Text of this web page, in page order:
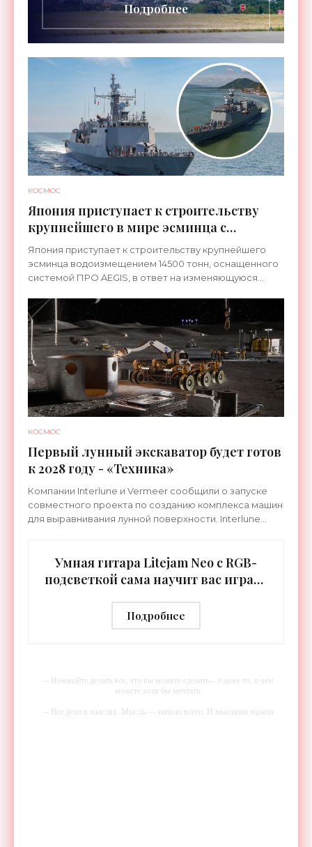
Подробнее
КОСМОС
Япония приступает к строительству
крупнейшего в мире эсминца с
системой ПРО AEGIS - «Оружие»
Япония приступает к строительству крупнейшего
эсминца водоизмещением 14500 тонн, оснащенного
системой ПРО AEGIS, в ответ на изменяющуюся
ракетные
КОСМОС
Первый лунный экскаватор будет готов
к 2028 году - «Техника»
Компании Interlune и Vermeer сообщили о запуске
совместного проекта по созданию комплекса машин
для выравнивания лунной поверхности. Interlune
Умная гитара Litejam Neo с RGB-
подсветкой сама научит вас играть
Подробнее
-- Начинайте делать все, что вы можете сделать – и даже то, о чем
можете хотя бы мечтать.
-- Все дело в мыслях. Мысль — начало всего. И мыслями можно